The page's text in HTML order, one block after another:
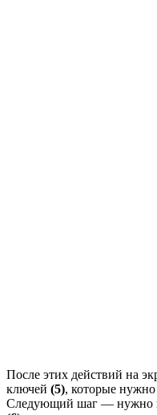
После этих действий на
ключей (5), которые нужно
Следующий шаг — нужно